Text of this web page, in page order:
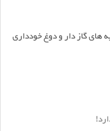
گاز دار و دوغ خودداری